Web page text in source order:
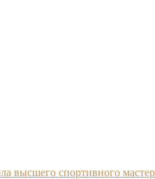
высшего спортивного